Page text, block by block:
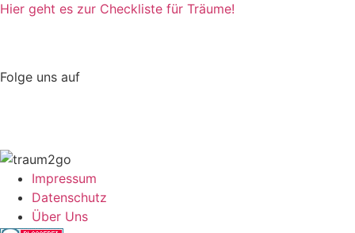
Hier geht es zur Checkliste für Träume!
Folge uns auf
Impressum
Datenschutz
Über Uns